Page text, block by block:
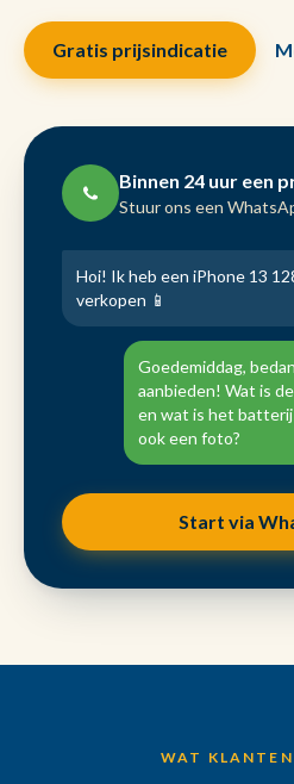
Gratis prijsindicatie
Binnen 24 uur een
Stuur ons een
Hoi! Ik heb een iPhone 13
verkopen 📱
Goedemiddag,
aanbieden! Wat is
en wat is het
ook een foto?
Start via
WAT KLANTEN